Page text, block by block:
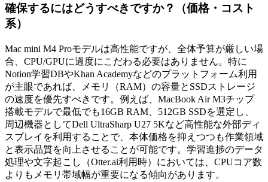
確保するにはどうすべきですか？（価格・コスト
系）
Mac mini M4 Proモデルは高性能ですが、全体予算が厳しい場
合、CPU/GPUに過度にこだわる必要はありません。特に
Notion学習DBやKhan Academyなどのプラットフォーム利用
が主眼であれば、メモリ（RAM）の容量とSSDストレージ
の速度を優先すべきです。例えば、MacBook Air M3チップ
搭載モデルで最低でも16GB RAM、512GB SSDを選定し、
周辺機器としてDell UltraSharp U27 5Kなど高性能な外部ディ
スプレイを利用することで、本体価格を抑えつつも作業領域
と表示品質を向上させることが可能です。学習進捗のデータ
処理や文字起こし（Otter.ai利用時）においては、CPUコア数
よりもメモリ帯域幅が重要になる傾向があります。